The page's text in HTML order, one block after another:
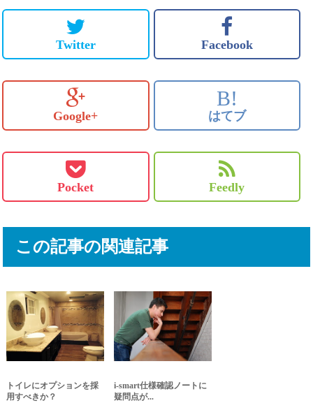
Twitter Facebook
Google+
B!
はてブ
Pocket Feedly
この記事の関連記事
トイレにオプションを採
用すべきか？
i-smart仕様確認ノートに
疑問点が...